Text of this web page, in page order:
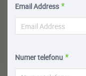
Email Address
Numer telefonu